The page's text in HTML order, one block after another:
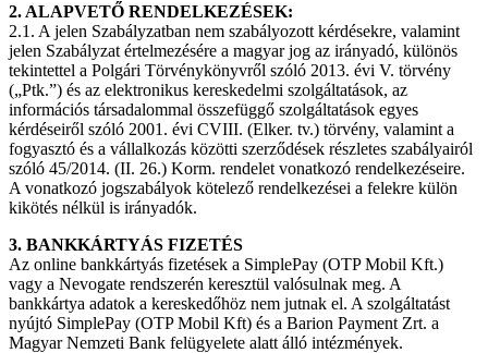
2. ALAPVETŐ RENDELKEZÉSEK:
2.1. A jelen Szabályzatban nem szabályozott kérdésekre, valamint
jelen Szabályzat értelmezésére a magyar jog az irányadó, különös
tekintettel a Polgári Törvénykönyvről szóló 2013. évi V. törvény
(„Ptk.”) és az elektronikus kereskedelmi szolgáltatások, az
információs társadalommal összefüggő szolgáltatások egyes
kérdéseiről szóló 2001. évi CVIII. (Elker. tv.) törvény, valamint a
fogyasztó és a vállalkozás közötti szerződések részletes szabályairól
szóló 45/2014. (II. 26.) Korm. rendelet vonatkozó rendelkezéseire.
A vonatkozó jogszabályok kötelező rendelkezései a felekre külön
kikötés nélkül is irányadók.
3. BANKKÁRTYÁS FIZETÉS
Az online bankkártyás fizetések a SimplePay (OTP Mobil Kft.)
vagy a Nevogate rendszerén keresztül valósulnak meg. A
bankkártya adatok a kereskedőhöz nem jutnak el. A szolgáltatást
nyújtó SimplePay (OTP Mobil Kft) és a Barion Payment Zrt. a
Magyar Nemzeti Bank felügyelete alatt álló intézmények.